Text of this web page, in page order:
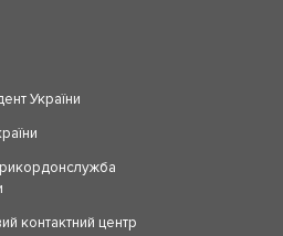
України
контактний центр